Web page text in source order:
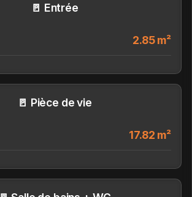
🚪 Entrée
2.85 m²
🚪 Pièce de vie
17.82 m²